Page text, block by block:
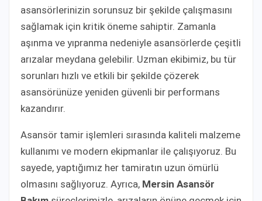
asansörlerinizin sorunsuz bir şekilde çalışmasını
sağlamak için kritik öneme sahiptir. Zamanla
aşınma ve yıpranma nedeniyle asansörlerde çeşitli
arızalar meydana gelebilir. Uzman ekibimiz, bu tür
sorunları hızlı ve etkili bir şekilde çözerek
asansörünüze yeniden güvenli bir performans
kazandırır.
Asansör tamir işlemleri sırasında kaliteli malzeme
kullanımı ve modern ekipmanlar ile çalışıyoruz. Bu
sayede, yaptığımız her tamiratın uzun ömürlü
olmasını sağlıyoruz. Ayrıca, Mersin Asansör